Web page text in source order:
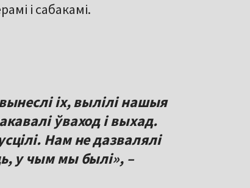
і сабакамі.
іх, вылілі нашыя
ўваход і выхад.
Нам не дазвалялі
у чым мы былі», –